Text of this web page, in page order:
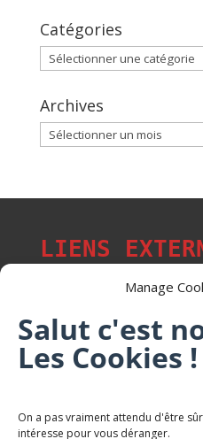
Manage
Salut c'est
Les Cookies !
On a pas vraiment attendu d'être
intéresse pour vous déranger.
Catégories
Catégories
Archives
Archives
LIENS
Les p'tits citoyens de
Trail Saintmartinois
Karaté Mont Saint Martin